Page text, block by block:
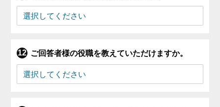
ご回答者様の役職を教えていただけますか。